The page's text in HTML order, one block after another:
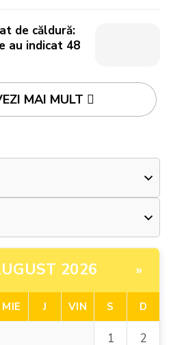
de căldură:
au indicat 48
MAI MULT
2026 »
MIE J VIN S D
1 2